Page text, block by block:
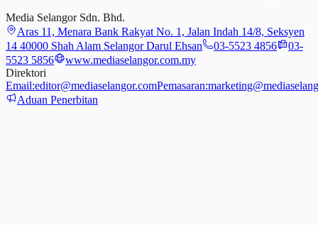
Media Selangor Sdn. Bhd.
Aras 11, Menara Bank Rakyat No. 1, Jalan Indah 14/8, Seksyen
14 40000 Shah Alam Selangor Darul Ehsan
03-5523 4856
03-
5523 5856
www.mediaselangor.com.my
Direktori
Email:editor@mediaselangor.comPemasaran:
Aduan Penerbitan